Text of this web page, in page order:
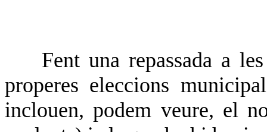
Fent una repassada a
properes eleccions
inclouen, podem veure, el